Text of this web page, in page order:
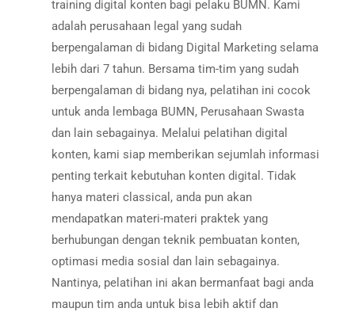
training digital konten bagi pelaku BUMN. Kami
adalah perusahaan legal yang sudah
berpengalaman di bidang Digital Marketing selama
lebih dari 7 tahun. Bersama tim-tim yang sudah
berpengalaman di bidang nya, pelatihan ini cocok
untuk anda lembaga BUMN, Perusahaan Swasta
dan lain sebagainya. Melalui pelatihan digital
konten, kami siap memberikan sejumlah informasi
penting terkait kebutuhan konten digital. Tidak
hanya materi classical, anda pun akan
mendapatkan materi-materi praktek yang
berhubungan dengan teknik pembuatan konten,
optimasi media sosial dan lain sebagainya.
Nantinya, pelatihan ini akan bermanfaat bagi anda
maupun tim anda untuk bisa lebih aktif dan